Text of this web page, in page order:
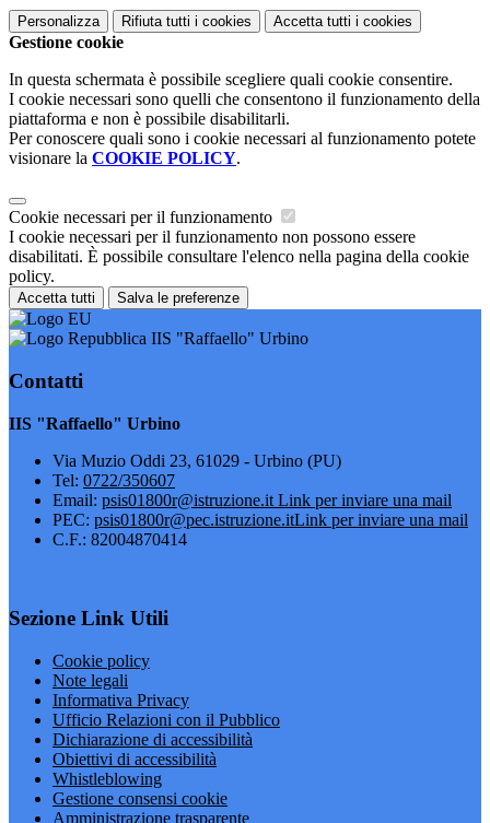
Personalizza Rifiuta tutti i cookies Accetta tutti i cookies
Gestione cookie
In questa schermata è possibile scegliere quali cookie consentire.
I cookie necessari sono quelli che consentono il funzionamento della
piattaforma e non è possibile disabilitarli.
Per conoscere quali sono i cookie necessari al funzionamento potete
visionare la COOKIE POLICY.
Cookie necessari per il funzionamento
I cookie necessari per il funzionamento non possono essere
disabilitati. È possibile consultare l'elenco nella pagina della cookie
policy.
Accetta tutti Salva le preferenze
IIS "Raffaello" Urbino
Contatti
IIS "Raffaello" Urbino
Via Muzio Oddi 23, 61029 - Urbino (PU)
Tel: 0722/350607
Email: psis01800r@istruzione.it Link per inviare una mail
PEC: psis01800r@pec.istruzione.itLink per inviare una mail
C.F.: 82004870414
Sezione Link Utili
Cookie policy
Note legali
Informativa Privacy
Ufficio Relazioni con il Pubblico
Dichiarazione di accessibilità
Obiettivi di accessibilità
Whistleblowing
Gestione consensi cookie
Amministrazione trasparente